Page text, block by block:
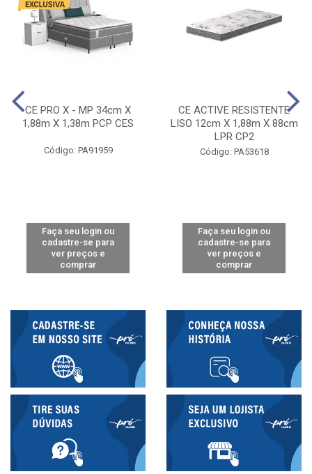
CE PRO X - MP 34cm X
1,88m X 1,38m PCP CES
Código: PA91959
Faça seu login ou
cadastre-se para
ver preços e
comprar
CE ACTIVE RESISTENTE
LISO 12cm X 1,88m X 88cm
LPR CP2
Código: PA53618
Faça seu login ou
cadastre-se para
ver preços e
comprar